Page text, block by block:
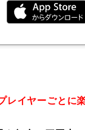
レイヤーごとに